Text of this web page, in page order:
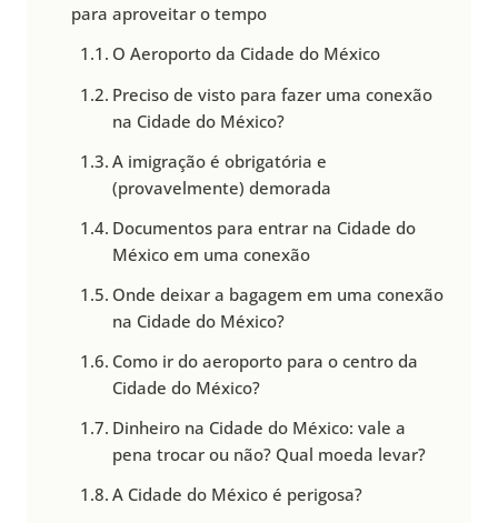
para aproveitar o tempo
O Aeroporto da Cidade do México
Preciso de visto para fazer uma conexão
na Cidade do México?
A imigração é obrigatória e
(provavelmente) demorada
Documentos para entrar na Cidade do
México em uma conexão
Onde deixar a bagagem em uma conexão
na Cidade do México?
Como ir do aeroporto para o centro da
Cidade do México?
Dinheiro na Cidade do México: vale a
pena trocar ou não? Qual moeda levar?
A Cidade do México é perigosa?